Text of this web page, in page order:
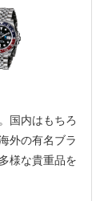
国内はもちろ
外の有名ブラ
様な貴重品を